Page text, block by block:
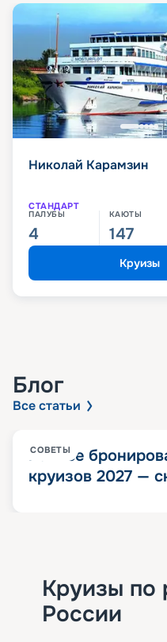
Николай Карамзин
СТАНДАРТ
ПАЛУБЫ
4
КАЮТЫ
147
Круизы
Блог
Все статьи
СОВЕТЫ
Раннее
круизов 2027 —
Круизы по
России